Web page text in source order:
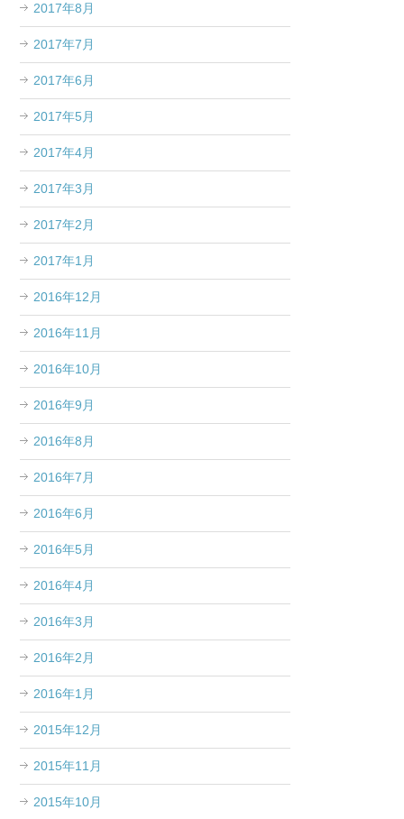
2017年8月
2017年7月
2017年6月
2017年5月
2017年4月
2017年3月
2017年2月
2017年1月
2016年12月
2016年11月
2016年10月
2016年9月
2016年8月
2016年7月
2016年6月
2016年5月
2016年4月
2016年3月
2016年2月
2016年1月
2015年12月
2015年11月
2015年10月